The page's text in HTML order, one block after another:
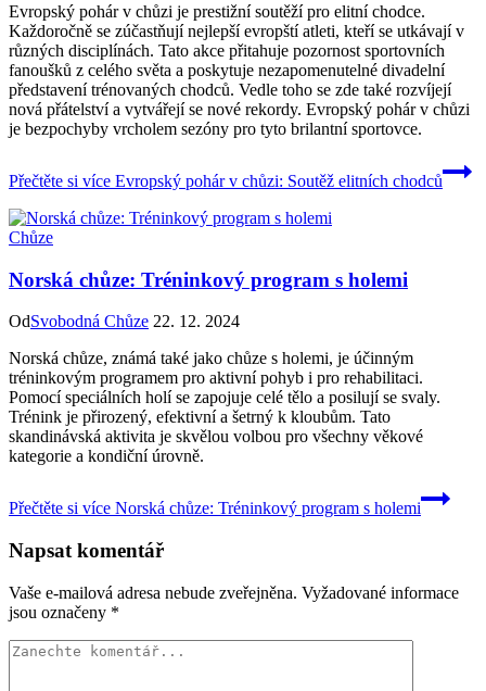
Evropský pohár v chůzi je prestižní soutěží pro elitní chodce.
Každoročně se zúčastňují nejlepší evropští atleti, kteří se utkávají v
různých disciplínách. Tato akce přitahuje pozornost sportovních
fanoušků z celého světa a poskytuje nezapomenutelné divadelní
představení trénovaných chodců. Vedle toho se zde také rozvíjejí
nová přátelství a vytvářejí se nové rekordy. Evropský pohár v chůzi
je bezpochyby vrcholem sezóny pro tyto brilantní sportovce.
Přečtěte si více Evropský pohár v chůzi: Soutěž elitních chodců
Chůze
Norská chůze: Tréninkový program s holemi
OdSvobodná Chůze 22. 12. 2024
Norská chůze, známá také jako chůze s holemi, je účinným
tréninkovým programem pro aktivní pohyb i pro rehabilitaci.
Pomocí speciálních holí se zapojuje celé tělo a posilují se svaly.
Trénink je přirozený, efektivní a šetrný k kloubům. Tato
skandinávská aktivita je skvělou volbou pro všechny věkové
kategorie a kondiční úrovně.
Přečtěte si více Norská chůze: Tréninkový program s holemi
Napsat komentář
Vaše e-mailová adresa nebude zveřejněna. Vyžadované informace
jsou označeny *